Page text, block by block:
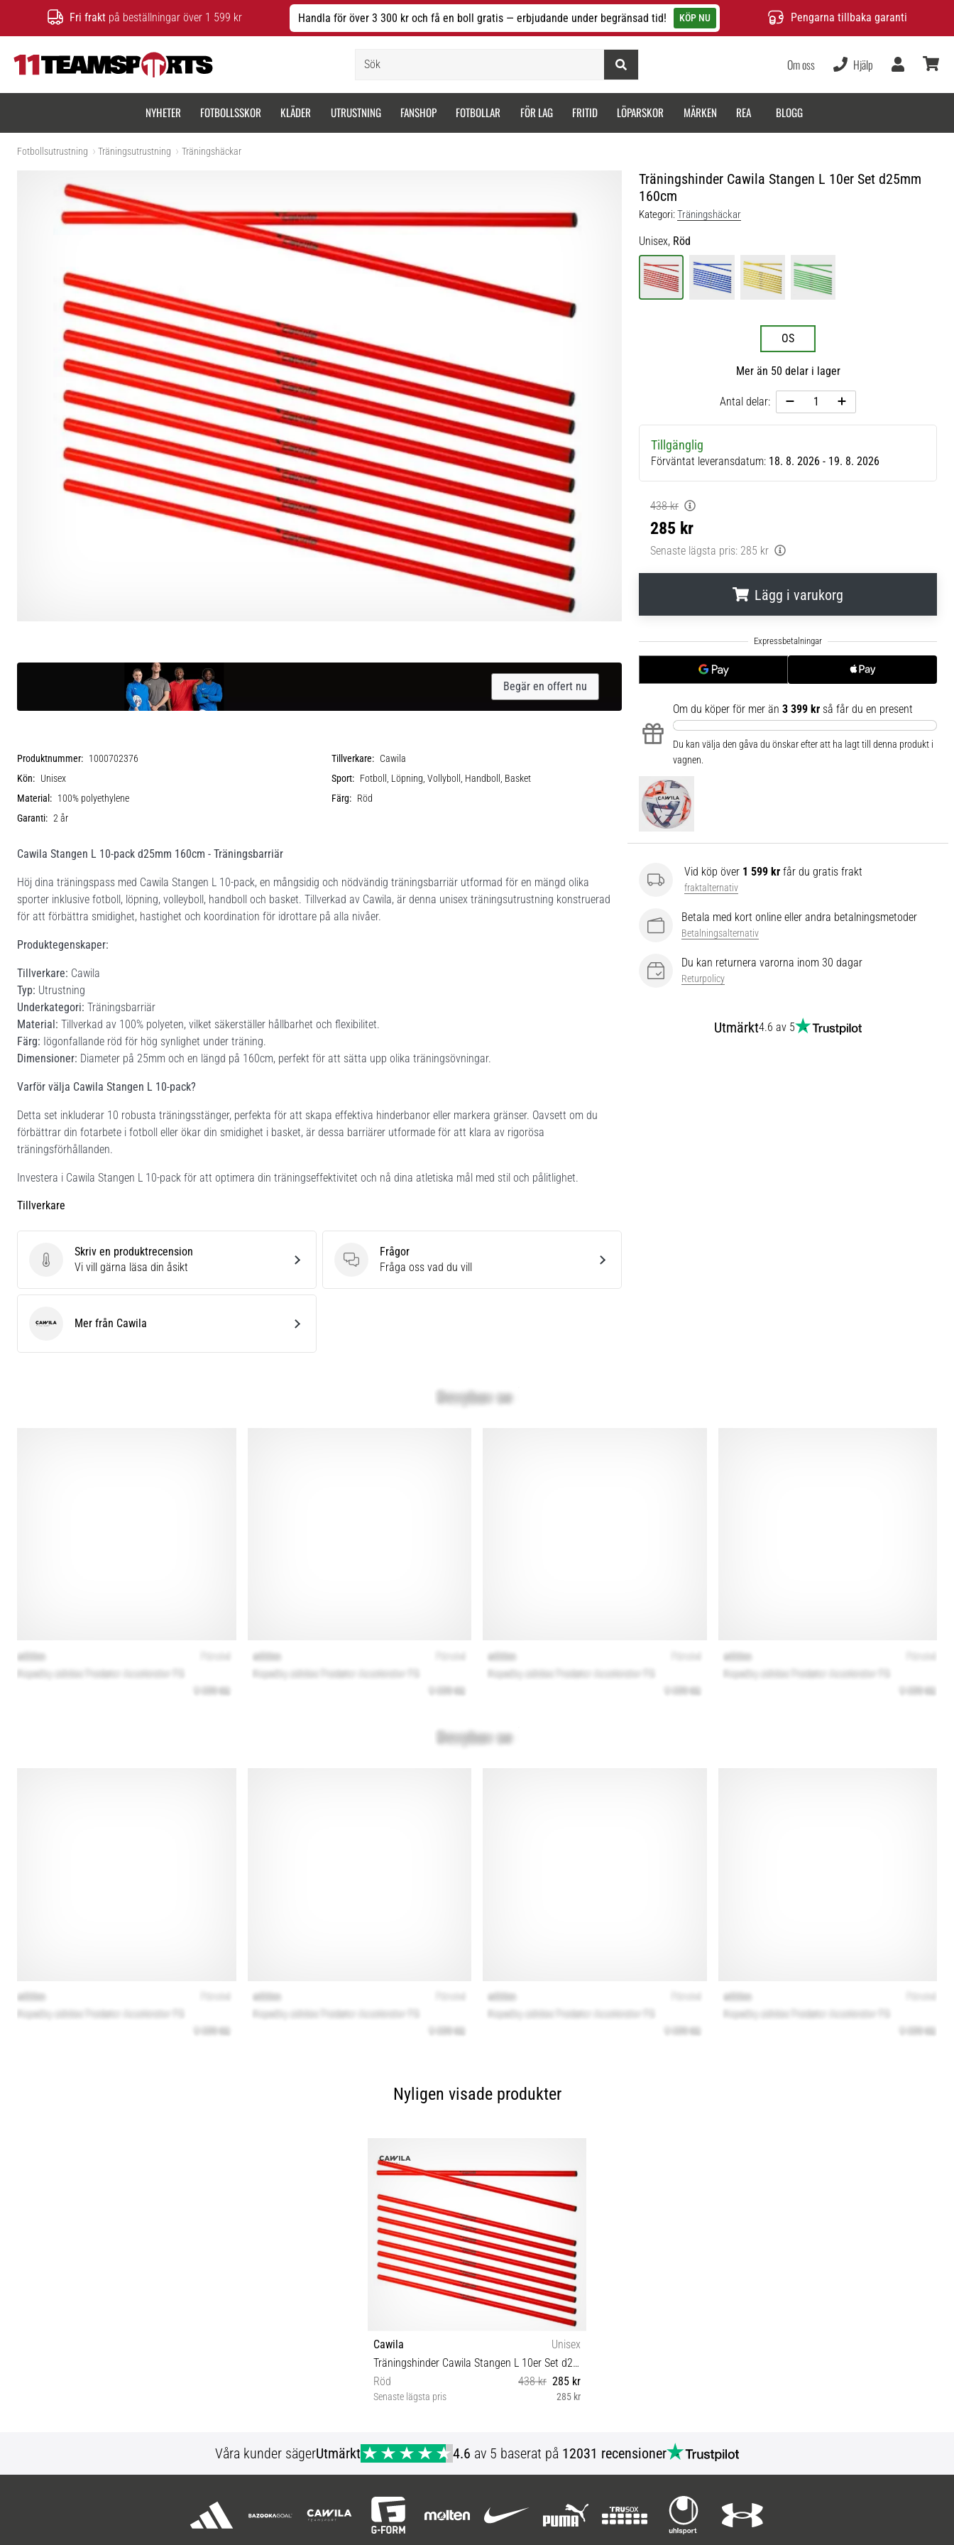
Fri frakt på beställningar över 1 599 kr Handla för över 3 300 kr och få en boll gratis — erbjudande under begränsad tid! KÖP NU Pengarna tillbaka garanti
Om oss Hjälp
NYHETER FOTBOLLSSKOR KLÄDER UTRUSTNING FANSHOP FOTBOLLAR FÖR LAG FRITID LÖPARSKOR MÄRKEN REA BLOGG
Fotbollsutrustning Träningsutrustning Träningshäckar
Träningshinder Cawila Stangen L 10er Set d25mm
160cm
Kategori:Träningshäckar
Unisex, Röd
OS
Mer än 50 delar i lager
Antal delar:
Tillgänglig
Förväntat leveransdatum: 18. 8. 2026 - 19. 8. 2026
438 kr
285 kr
Senaste lägsta pris: 285 kr
Lägg i varukorg
Om du köper för mer än 3 399 kr så får du en present
Du kan välja den gåva du önskar efter att ha lagt till denna produkt i
vagnen.
Vid köp över 1 599 kr får du gratis frakt
fraktalternativ
Betala med kort online eller andra betalningsmetoder
Betalningsalternativ
Du kan returnera varorna inom 30 dagar
Returpolicy
Utmärkt4.6 av 5
Begär en offert nu
Produktnummer: 1000702376 Tillverkare: Cawila
Kön: Unisex Sport: Fotboll, Löpning, Vollyboll, Handboll, Basket
Material: 100% polyethylene Färg: Röd
Garanti: 2 år
Cawila Stangen L 10-pack d25mm 160cm - Träningsbarriär
Höj dina träningspass med Cawila Stangen L 10-pack, en mångsidig och nödvändig träningsbarriär utformad för en mängd olika
sporter inklusive fotboll, löpning, volleyboll, handboll och basket. Tillverkad av Cawila, är denna unisex träningsutrustning konstruerad
för att förbättra smidighet, hastighet och koordination för idrottare på alla nivåer.
Produktegenskaper:
Tillverkare: Cawila
Typ: Utrustning
Underkategori: Träningsbarriär
Material: Tillverkad av 100% polyeten, vilket säkerställer hållbarhet och flexibilitet.
Färg: Iögonfallande röd för hög synlighet under träning.
Dimensioner: Diameter på 25mm och en längd på 160cm, perfekt för att sätta upp olika träningsövningar.
Varför välja Cawila Stangen L 10-pack?
Detta set inkluderar 10 robusta träningsstänger, perfekta för att skapa effektiva hinderbanor eller markera gränser. Oavsett om du
förbättrar din fotarbete i fotboll eller ökar din smidighet i basket, är dessa barriärer utformade för att klara av rigorösa
träningsförhållanden.
Investera i Cawila Stangen L 10-pack för att optimera din träningseffektivitet och nå dina atletiska mål med stil och pålitlighet.
Tillverkare
Skriv en produktrecension
Skriv en produktrecension
Vi vill gärna läsa din åsikt
Frågor
Frågor
Fråga oss vad du vill
Cawila Mer från Cawila
Nyligen visade produkter
Cawila
Unisex
Träningshinder Cawila Stangen L 10er Set d25mm 160cm
Röd
438 kr 285 kr
Senaste lägsta pris 285 kr
Våra kunder sägerUtmärkt 4.6 av 5 baserat på 12031 recensioner